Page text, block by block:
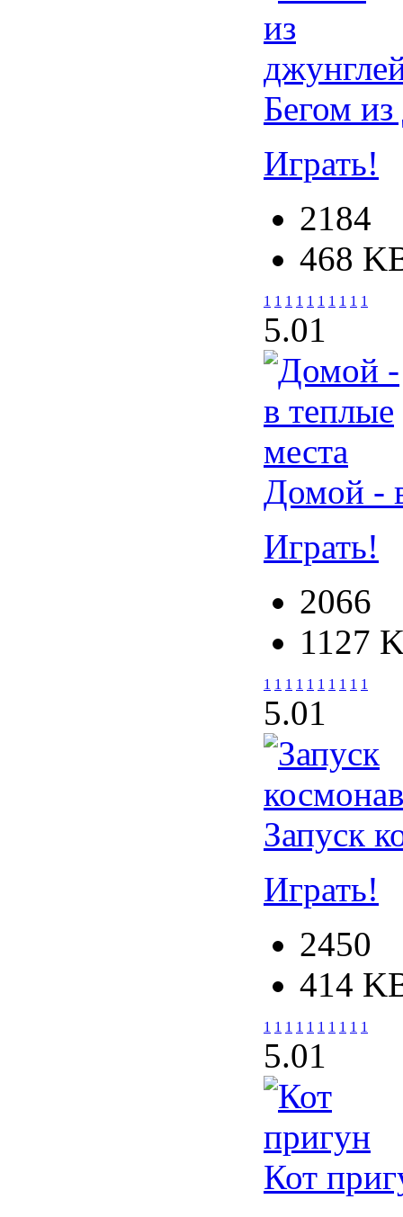
Бегом
Играть!
2184
468
1 1 1 1 1 1 1 1 1 1
5.01
Домой -
Играть!
2066
1127
1 1 1 1 1 1 1 1 1 1
5.01
Запуск
Играть!
2450
414
1 1 1 1 1 1 1 1 1 1
5.01
Кот